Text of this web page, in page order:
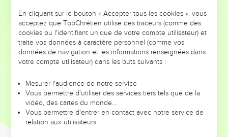
NE MANQUEZ PAS L’ÉVÉNEMENT
DE L’ANNÉE !
ET SI LEURS ERREURS POUVAIENT VOUS ÉVITER LES
VOTRES ?
leur foi ou leur vision. Mais on voit moins les doutes, les erreurs
et les saisons difficiles qu'ils ont traversés, alors même que ce
sont elles qui les ont façonnés.
Dans cette conférence, leaders, entrepreneurs, et responsables
En cliquant sur le bouton « Accepter tous les cookies », vous
acceptez que TopChrétien utilise des traceurs (comme des
cookies ou l'identifiant unique de votre compte utilisateur) et
traite vos données à caractère personnel (comme vos
données de navigation et les informations renseignées dans
votre compte utilisateur) dans les buts suivants :
Mesurer l'audience de notre service
Vous permettre d'utiliser des services tiers tels que de la
vidéo, des cartes du monde…
Vous permettre d'entrer en contact avec notre service de
relation aux utilisateurs.